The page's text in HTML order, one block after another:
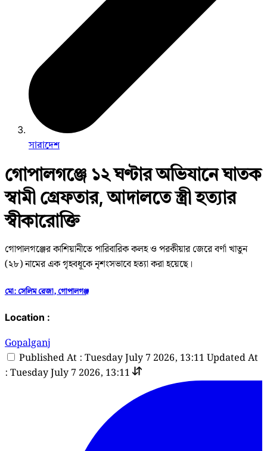
সারাদেশ
গোপালগঞ্জে ১২ ঘণ্টার অভিযানে ঘাতক
স্বামী গ্রেফতার, আদালতে স্ত্রী হত্যার
স্বীকারোক্তি
গোপালগঞ্জের কাশিয়ানীতে পারিবারিক কলহ ও পরকীয়ার জেরে বর্ণা খাতুন
(২৮) নামের এক গৃহবধূকে নৃশংসভাবে হত্যা করা হয়েছে।
মো: সেলিম রেজা, গোপালগঞ্জ
Location :
Gopalganj
Published At : Tuesday July 7 2026, 13:11 Updated At
: Tuesday July 7 2026, 13:11